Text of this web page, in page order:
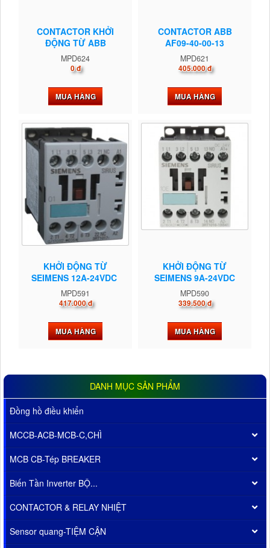
CONTACTOR KHỞI
ĐỘNG TỪ ABB
MPD624
0 đ
MUA HÀNG
CONTACTOR ABB
AF09-40-00-13
MPD621
405.000 đ
MUA HÀNG
KHỞI ĐỘNG TỪ
SEIMENS 12A-24VDC
MPD591
417.000 đ
MUA HÀNG
KHỞI ĐỘNG TỪ
SEIMENS 9A-24VDC
MPD590
339.500 đ
MUA HÀNG
DANH MỤC SẢN PHẨM
Đồng hồ điều khiển
MCCB-ACB-MCB-C,CHÌ
MCB CB-Tép BREAKER
Biến Tần Inverter BỘ...
CONTACTOR & RELAY NHIỆT
Sensor quang-TIỆM CẬN